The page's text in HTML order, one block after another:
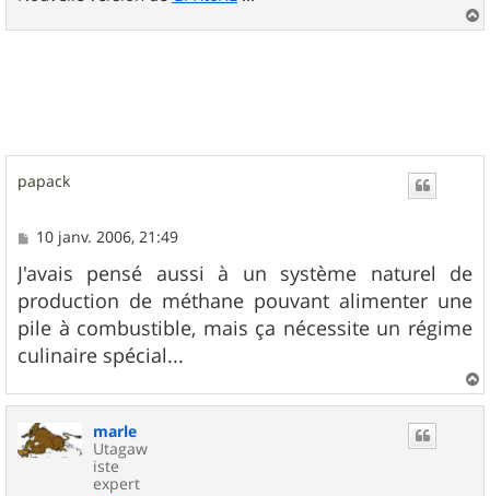
a
papack
M
s
s
a
g
e
10 janv. 2006, 21:49
J'avais pensé aussi à un système naturel de
production de méthane pouvant alimenter une
pile à combustible, mais ça nécessite un régime
culinaire spécial...
a
marle
Utagaw
iste
expert